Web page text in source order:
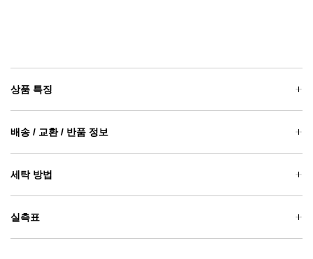
상품 특징
배송 / 교환 / 반품 정보
세탁 방법
실측표